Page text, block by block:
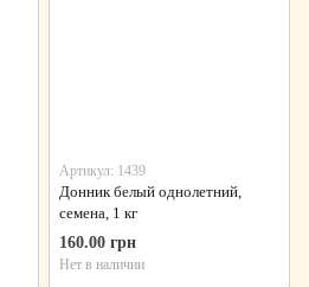
Артикул: 1439
Донник белый однолетний,
семена, 1 кг
160.00 грн
Нет в наличии